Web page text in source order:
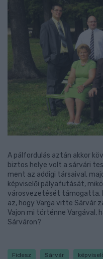
A pálfordulás aztán akkor
biztos helye volt a sárvári
ment az addigi társaival,
képviselői pályafutását,
városvezetését támogatta.
az, hogy Varga vitte Sárvár
Vajon mi történne Vargával,
Sárváron?
Fidesz Sárvár